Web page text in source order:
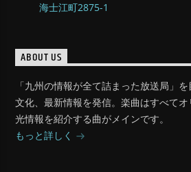
海士江町2875-1
ABOUT US
「九州の情報が全て詰まった放送局」
文化、最新情報を発信。楽曲はすべて
光情報を紹介する曲がメインです。
もっと詳しく